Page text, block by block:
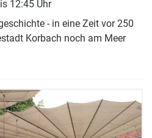
12:45 Uhr
- in eine Zeit vor 250
Korbach noch am Meer